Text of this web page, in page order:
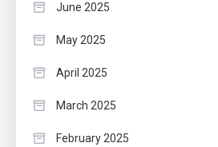
June 2025
May 2025
April 2025
March 2025
February 2025